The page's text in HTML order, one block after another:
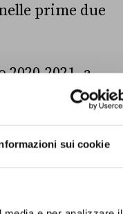
sui cookie
prime due
2021, a
della
con